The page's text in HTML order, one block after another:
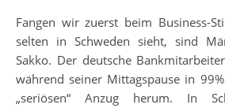
Fangen wir zuerst beim Business-
selten in Schweden sieht, sind
Sakko. Der deutsche
während seiner Mittagspause in
„seriösen“ Anzug herum. In